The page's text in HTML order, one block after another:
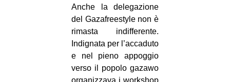
Anche la delegazione
del Gazafreestyle non è
rimasta indifferente.
Indignata per l’accaduto
e nel pieno appoggio
verso il popolo gazawo
organizzava i workshop